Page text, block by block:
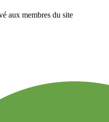
aux membres du site